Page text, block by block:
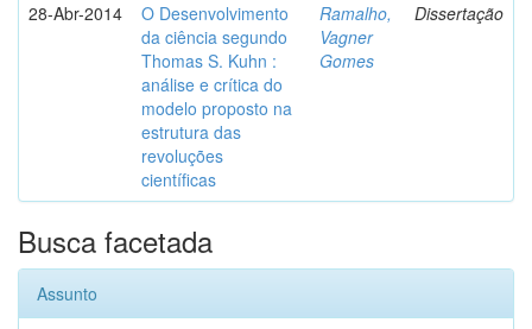
28-Abr-2014
O Desenvolvimento
da ciência segundo
Thomas S. Kuhn :
análise e crítica do
modelo proposto na
estrutura das
revoluções
científicas
Ramalho,
Vagner
Gomes
Dissertação
Busca facetada
Assunto